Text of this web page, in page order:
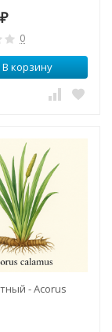
₽
0
В корзину
- Acorus